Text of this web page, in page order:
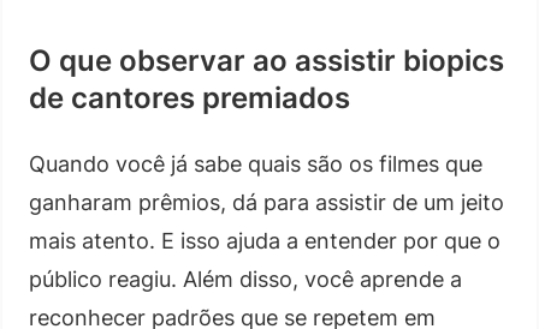
O que observar ao assistir biopics
de cantores premiados
Quando você já sabe quais são os filmes que
ganharam prêmios, dá para assistir de um jeito
mais atento. E isso ajuda a entender por que o
público reagiu. Além disso, você aprende a
reconhecer padrões que se repetem em